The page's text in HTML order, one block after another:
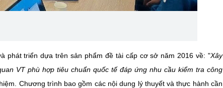
phát triển dựa trên sản phẩm đề tài cấp cơ sở năm 2016 về: "Xây
VT phù hợp tiêu chuẩn quốc tế đáp ứng nhu cầu kiểm tra công
Chương trình bao gồm các nội dung lý thuyết và thực hành cần